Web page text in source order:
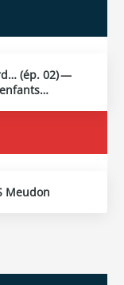
(ép. 02) —
Meudon